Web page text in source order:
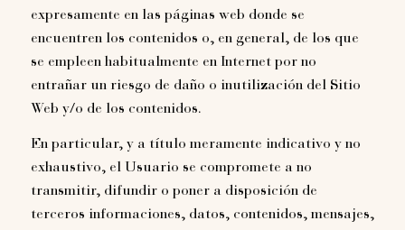
expresamente en las páginas web donde se
encuentren los contenidos o, en general, de los que
se empleen habitualmente en Internet por no
entrañar un riesgo de daño o inutilización del Sitio
Web y/o de los contenidos.
En particular, y a título meramente indicativo y no
exhaustivo, el Usuario se compromete a no
transmitir, difundir o poner a disposición de
terceros informaciones, datos, contenidos, mensajes,